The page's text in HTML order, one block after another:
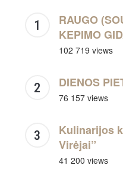
RAUGO
KEPIMO
102 719 views
DIENOS
76 157 views
Kulinarijos
Virėjai”
41 200 views